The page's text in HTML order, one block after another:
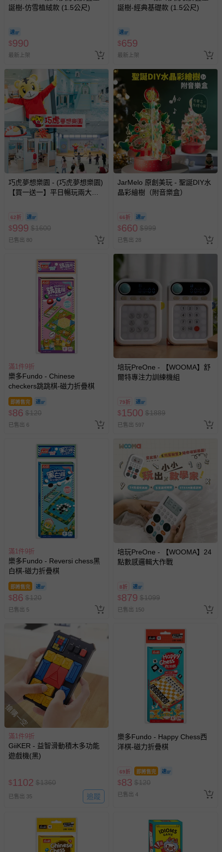
誕樹-仿雪植絨款 (1.5公尺)
$990
最新上架
誕樹-經典基礎款 (1.5公尺)
$659
最新上架
巧虎夢想樂園 - (巧虎夢想樂園)
【買一送一】平日暢玩兩大一
2026/10/16 正券逾期視同現金
券使用
62折
$999 $1600
已售出 80
JarMelo 原創美玩 - 聖誕DIY水
晶彩繪樹（附音樂盒）
66折
$660 $999
已售出 28
滿1件9折
樂多Fundo - Chinese
checkers跳跳棋-磁力折疊棋
即將售完
$86 $120
已售出 6
培玩PreOne - 【WOOMA】舒
爾特專注力訓練機組
79折
$1500 $1889
已售出 597
滿1件9折
樂多Fundo - Reversi chess黑
白棋-磁力折疊棋
即將售完
$86 $120
已售出 5
培玩PreOne - 【WOOMA】24
點數感邏輯大作戰
8折
$879 $1099
已售出 150
搶購一空
滿1件9折
GiiKER - 益智滑動積木多功能
遊戲機(黑)
$1102 $1360
已售出 35 追蹤
樂多Fundo - Happy Chess西
洋棋-磁力折疊棋
69折 即將售完
$83 $120
已售出 4